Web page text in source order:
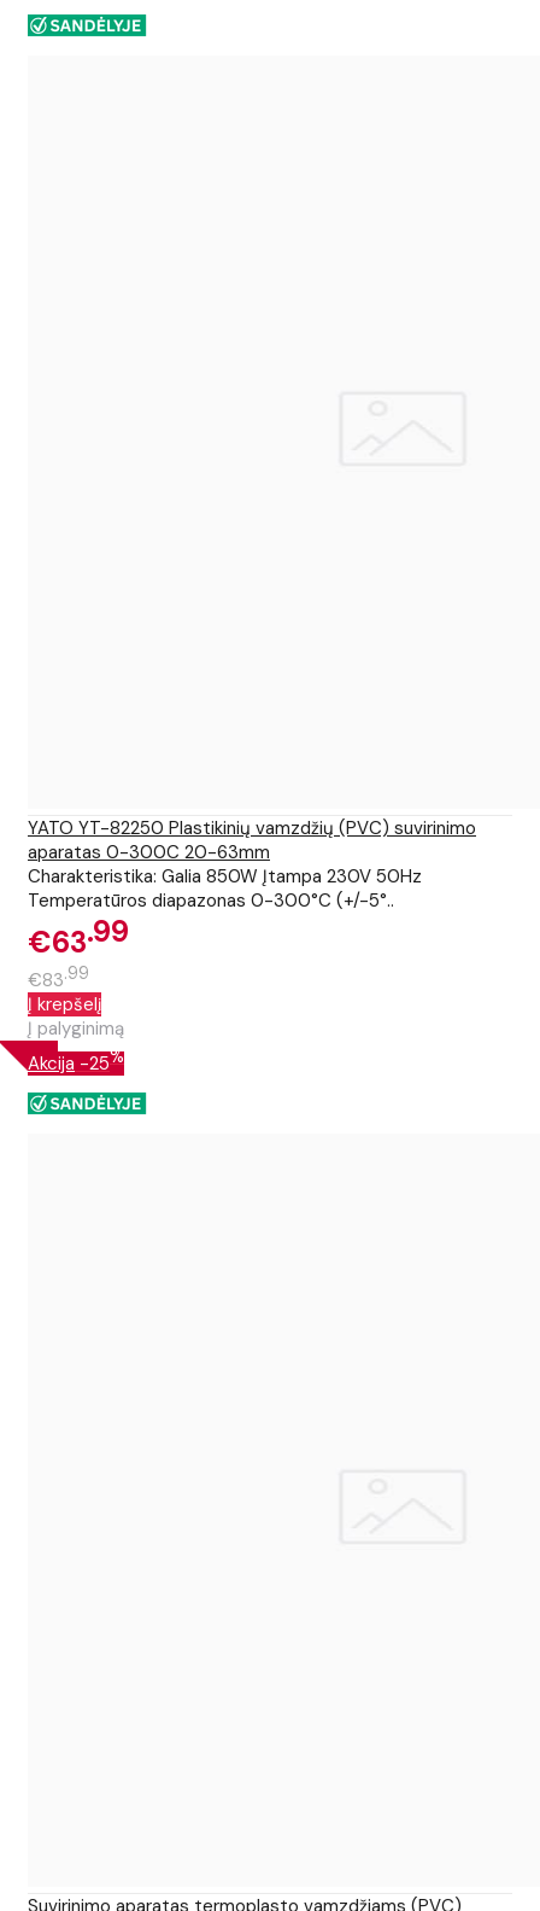
YATO YT-82250 Plastikinių vamzdžių (PVC) suvirinimo
aparatas 0-300C 20-63mm
Charakteristika: Galia 850W Įtampa 230V 50Hz
Temperatūros diapazonas 0-300°C (+/-5°..
€63 99
€83 99
Į krepšelį
Į palyginimą
Akcija -25%